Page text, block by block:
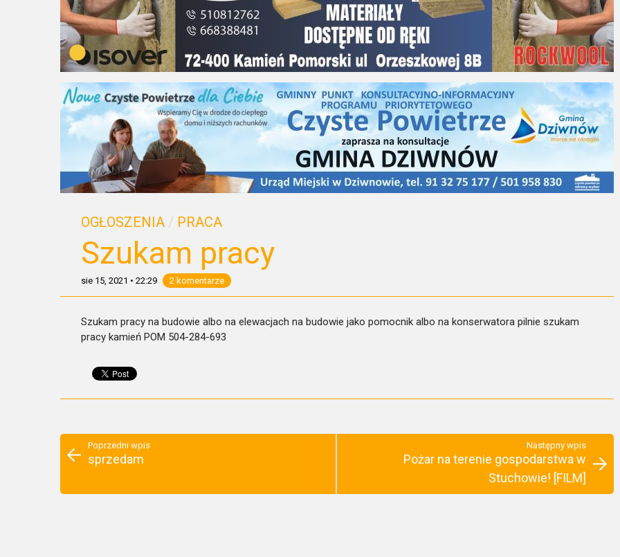
OGŁOSZENIA / PRACA
Szukam pracy
sie 15, 2021 • 22:29 2 komentarze
Szukam pracy na budowie albo na elewacjach na budowie jako pomocnik albo na konserwatora pilnie szukam
pracy kamień POM 504-284-693
Poprzedni wpis
sprzedam
Następny wpis
Pożar na terenie gospodarstwa w
Stuchowie! [FILM]